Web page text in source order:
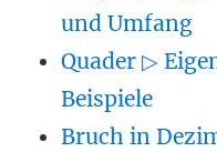
und Umfang
Quader ▷
Beispiele
Bruch in